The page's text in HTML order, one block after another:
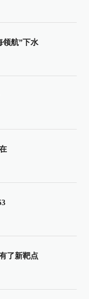
领航”下水
了新靶点